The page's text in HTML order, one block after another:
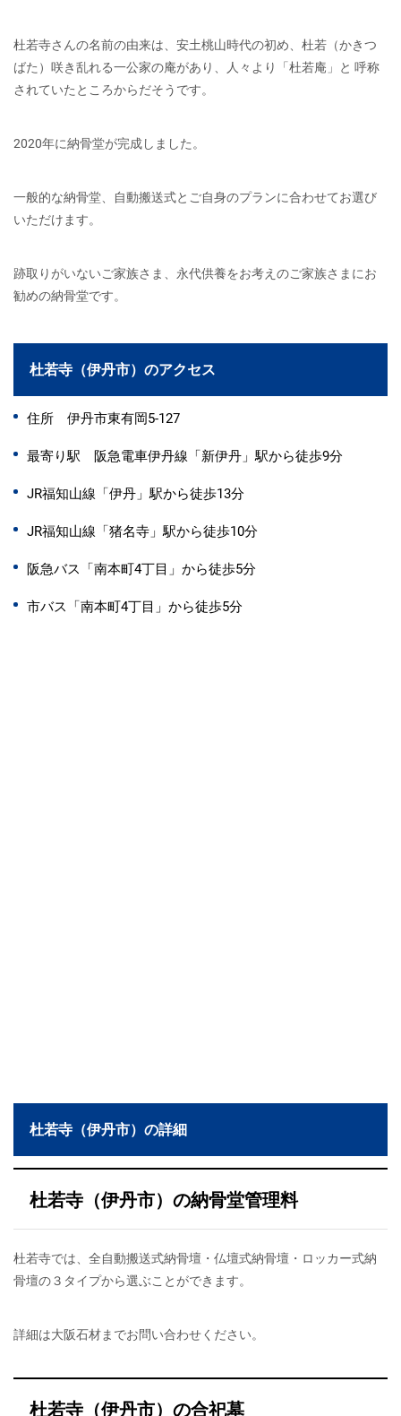
杜若寺さんの名前の由来は、安土桃山時代の初め、杜若（かきつ
ばた）咲き乱れる一公家の庵があり、人々より「杜若庵」と 呼称
されていたところからだそうです。
2020年に納骨堂が完成しました。
一般的な納骨堂、自動搬送式とご自身のプランに合わせてお選び
いただけます。
跡取りがいないご家族さま、永代供養をお考えのご家族さまにお
勧めの納骨堂です。
杜若寺（伊丹市）のアクセス
住所 伊丹市東有岡5-127
最寄り駅 阪急電車伊丹線「新伊丹」駅から徒歩9分
JR福知山線「伊丹」駅から徒歩13分
JR福知山線「猪名寺」駅から徒歩10分
阪急バス「南本町4丁目」から徒歩5分
市バス「南本町4丁目」から徒歩5分
杜若寺（伊丹市）の詳細
杜若寺（伊丹市）の納骨堂管理料
杜若寺では、全自動搬送式納骨壇・仏壇式納骨壇・ロッカー式納
骨壇の３タイプから選ぶことができます。
詳細は大阪石材までお問い合わせください。
杜若寺（伊丹市）の合祀墓